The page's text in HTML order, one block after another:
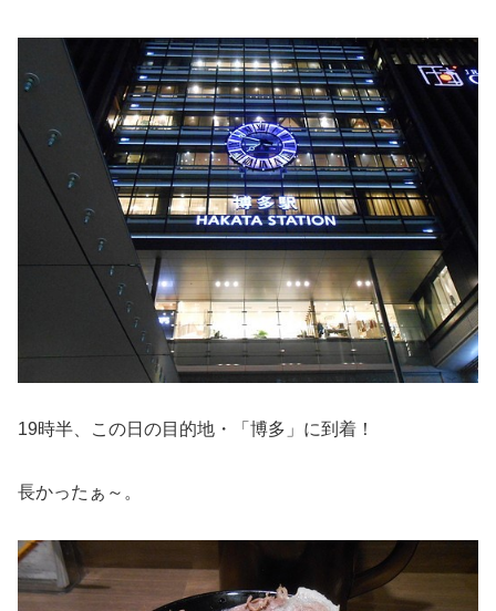
19時半、この日の目的地・「博多」に到着！
長かったぁ～。